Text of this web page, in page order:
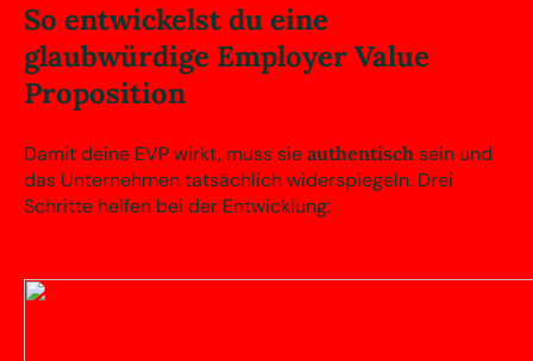
So entwickelst du eine
glaubwürdige Employer Value
Proposition
Damit deine EVP wirkt, muss sie authentisch sein und
das Unternehmen tatsächlich widerspiegeln. Drei
Schritte helfen bei der Entwicklung: